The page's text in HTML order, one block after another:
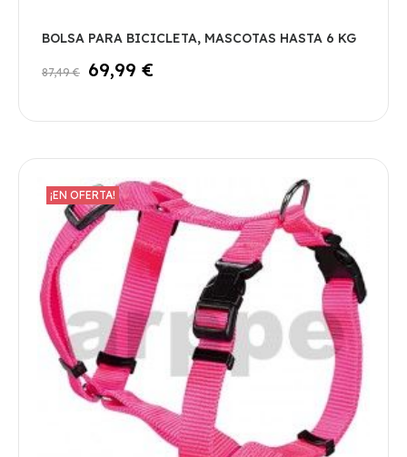
BOLSA PARA BICICLETA, MASCOTAS HASTA 6 KG
87,49 € 69,99 €
¡EN OFERTA!